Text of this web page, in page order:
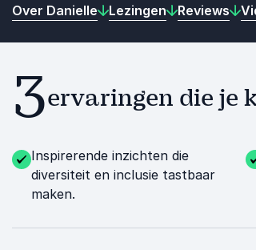
Over Danielle Lezingen Reviews
3ervaringen die je
Inspirerende inzichten die
diversiteit en inclusie tastbaar
maken.